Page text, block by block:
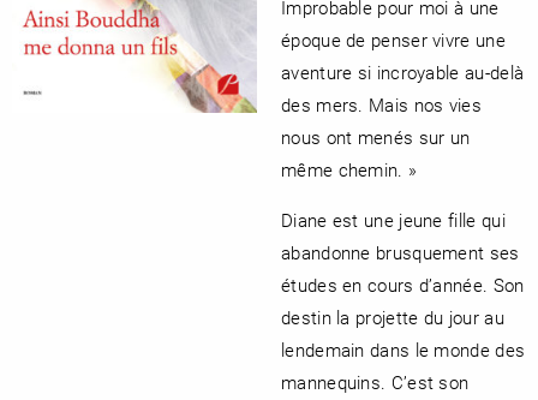
Improbable pour moi à une
époque de penser vivre une
aventure si incroyable au-delà
des mers. Mais nos vies
nous ont menés sur un
même chemin. »
Diane est une jeune fille qui
abandonne brusquement ses
études en cours d’année. Son
destin la projette du jour au
lendemain dans le monde des
mannequins. C’est son